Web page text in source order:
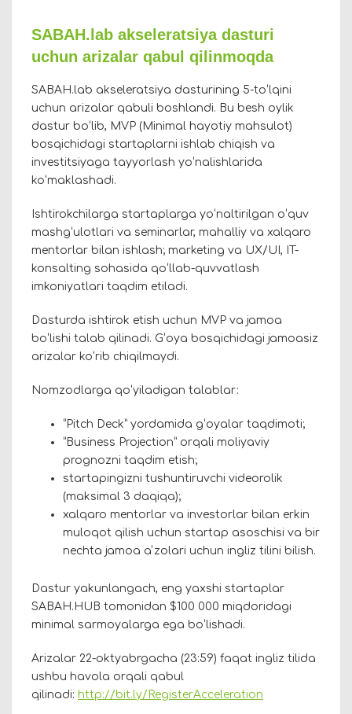
SABAH.lab akseleratsiya dasturi
uchun arizalar qabul qilinmoqda
SABAH.lab akseleratsiya dasturining 5-toʻlqini
uchun arizalar qabuli boshlandi. Bu besh oylik
dastur boʻlib, MVP (Minimal hayotiy mahsulot)
bosqichidagi startaplarni ishlab chiqish va
investitsiyaga tayyorlash yoʻnalishlarida
koʻmaklashadi.
Ishtirokchilarga startaplarga yoʻnaltirilgan oʻquv
mashgʻulotlari va seminarlar, mahalliy va xalqaro
mentorlar bilan ishlash; marketing va UX/UI, IT-
konsalting sohasida qoʻllab-quvvatlash
imkoniyatlari taqdim etiladi.
Dasturda ishtirok etish uchun MVP va jamoa
boʻlishi talab qilinadi. Gʻoya bosqichidagi jamoasiz
arizalar koʻrib chiqilmaydi.
Nomzodlarga qoʻyiladigan talablar:
“Pitch Deck” yordamida gʻoyalar taqdimoti;
“Business Projection” orqali moliyaviy
prognozni taqdim etish;
startapingizni tushuntiruvchi videorolik
(maksimal 3 daqiqa);
xalqaro mentorlar va investorlar bilan erkin
muloqot qilish uchun startap asoschisi va bir
nechta jamoa aʼzolari uchun ingliz tilini bilish.
Dastur yakunlangach, eng yaxshi startaplar
SABAH.HUB tomonidan $100 000 miqdoridagi
minimal sarmoyalarga ega boʻlishadi.
Arizalar 22-oktyabrgacha (23:59) faqat ingliz tilida
ushbu havola orqali qabul
qilinadi: http://bit.ly/RegisterAcceleration